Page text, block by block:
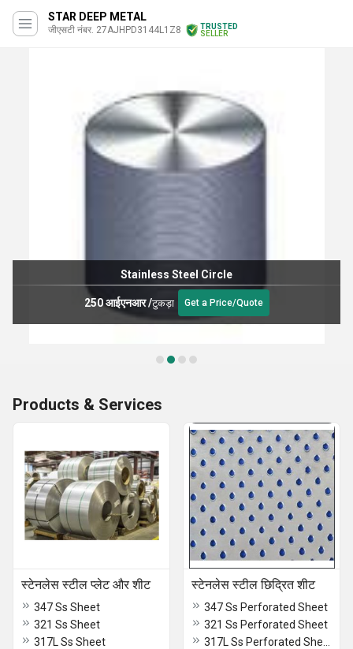
STAR DEEP METAL
जीएसटी नंबर. 27AJHPD3144L1Z8
TRUSTED
SELLER
Stainless Steel Circle
250 आईएनआर/टुकड़ा Get a Price/Quote
Products & Services
स्टेनलेस स्टील प्लेट और शीट
347 Ss Sheet
321 Ss Sheet
317L Ss Sheet
स्टेनलेस स्टील छिद्रित शीट
347 Ss Perforated Sheet
321 Ss Perforated Sheet